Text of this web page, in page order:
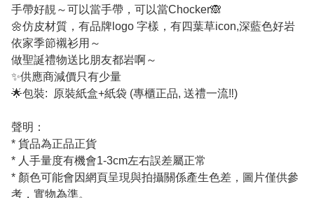
手帶好靚～可以當手帶，可以當Chocker🙈
🌼仿皮材質，有品牌logo 字樣，有四葉草icon,深藍色好岩
依家季節襯衫用～
做聖誕禮物送比朋友都岩啊～
✨供應商減價只有少量
🌟包裝: 原裝紙盒+紙袋 (專櫃正品, 送禮一流‼️)
聲明：
* 貨品為正品正貨
* 人手量度有機會1-3cm左右誤差屬正常
* 顏色可能會因網頁呈現與拍攝關係產生色差，圖片僅供參
考，實物為準。